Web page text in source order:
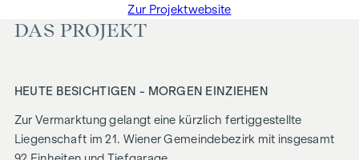
Zur Projektwebsite
DAS PROJEKT
HEUTE BESICHTIGEN - MORGEN EINZIEHEN
Zur Vermarktung gelangt eine kürzlich fertiggestellte
Liegenschaft im 21. Wiener Gemeindebezirk mit insgesamt